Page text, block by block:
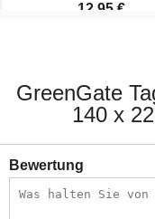
12,95 €
GreenGate
140 x
Bewertung